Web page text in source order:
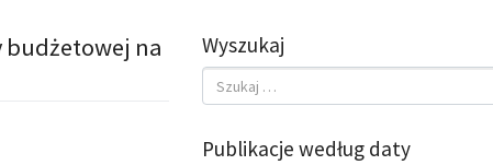
budżetowej na
Wyszukaj
Publikacje według daty